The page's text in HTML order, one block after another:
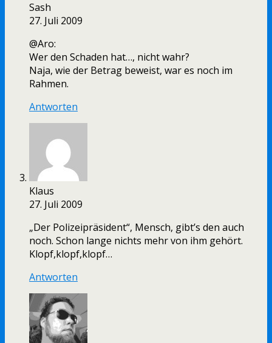
Sash
27. Juli 2009
@Aro:
Wer den Schaden hat…, nicht wahr?
Naja, wie der Betrag beweist, war es noch im
Rahmen.
Antworten
Klaus
27. Juli 2009
„Der Polizeipräsident“, Mensch, gibt’s den auch
noch. Schon lange nichts mehr von ihm gehört.
Klopf,klopf,klopf…
Antworten